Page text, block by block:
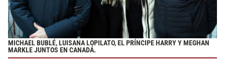
MICHAEL BUBLÉ, LUISANA LOPILATO, EL PRÍNCIPE HARRY Y MEGHAN
MARKLE JUNTOS EN CANADÁ.